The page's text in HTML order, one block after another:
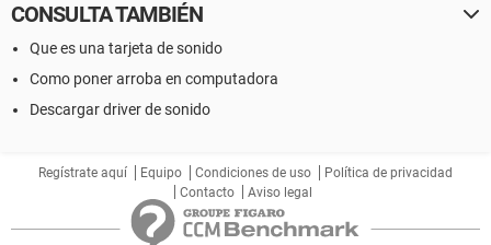
CONSULTA TAMBIÉN
Que es una tarjeta de sonido
Como poner arroba en computadora
Descargar driver de sonido
Regístrate aquí Equipo Condiciones de uso
Política de privacidad
Contacto
Aviso legal